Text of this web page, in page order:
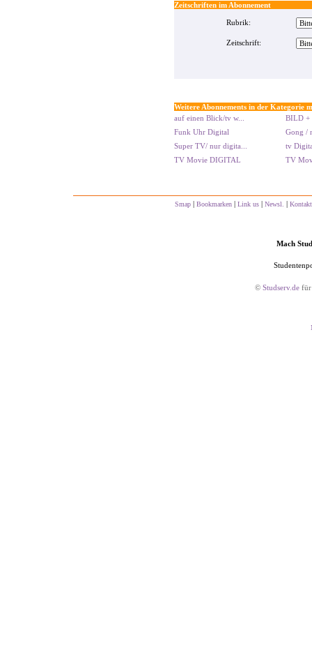
Zeitschriften im Abonnement
Rubrik:
Zeitschrift:
Weitere Abonnements in der Kategorie
auf einen Blick/tv w...
BILD +
Funk Uhr Digital
Gong /
Super TV/ nur digita...
tv
TV Movie DIGITAL
TV
Smap | Bookmarken | Link us | Newsl. | Kontakt
Mach
© Studserv.de für